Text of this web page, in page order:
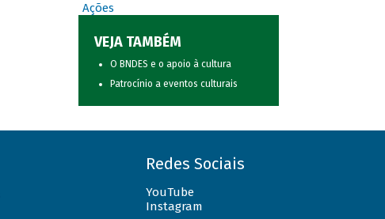
Ações
VEJA TAMBÉM
O BNDES e o apoio à cultura
Patrocínio a eventos culturais
Redes Sociais
YouTube
Instagram